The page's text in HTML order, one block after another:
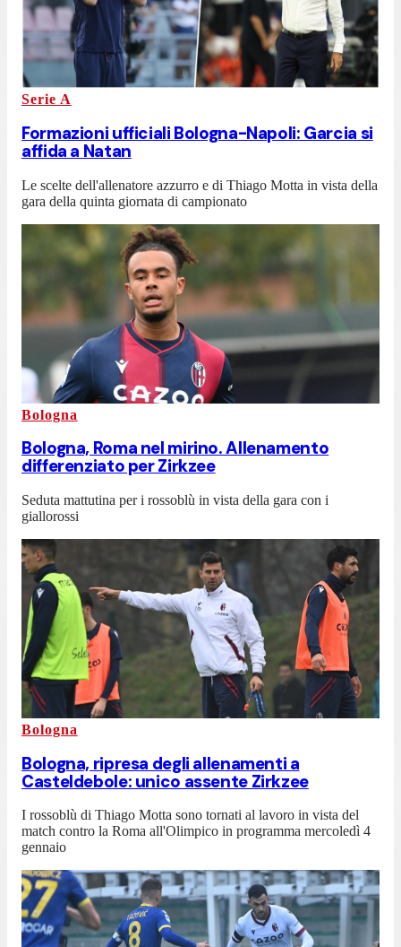
Serie A
Formazioni ufficiali Bologna-Napoli: Garcia si
affida a Natan
Le scelte dell'allenatore azzurro e di Thiago Motta in vista della
gara della quinta giornata di campionato
Bologna
Bologna, Roma nel mirino. Allenamento
differenziato per Zirkzee
Seduta mattutina per i rossoblù in vista della gara con i
giallorossi
Bologna
Bologna, ripresa degli allenamenti a
Casteldebole: unico assente Zirkzee
I rossoblù di Thiago Motta sono tornati al lavoro in vista del
match contro la Roma all'Olimpico in programma mercoledì 4
gennaio